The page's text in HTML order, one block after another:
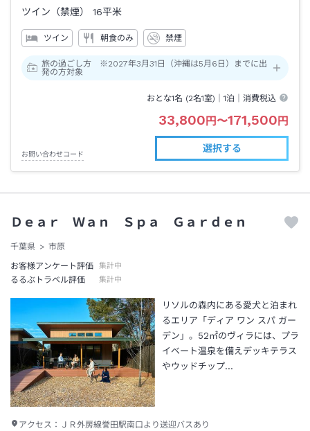
ツイン（禁煙） 16平米
ツイン 朝食のみ 禁煙
旅の過ごし方 ※2027年3月31日（沖縄は5月6日）までに出
発の方対象
おとな1名 (2名1室)｜1泊 ｜消費税込
33,800円〜171,500円
お問い合わせコード
選択する
Ｄｅａｒ Ｗａｎ Ｓｐａ Ｇａｒｄｅｎ
千葉県
市原
お客様アンケート評価
集計中
るるぶトラベル評価 集計中
リソルの森内にある愛犬と泊まれ
るエリア「ディア ワン スパ ガー
デン」。52㎡のヴィラには、プラ
イベート温泉を備えデッキテラス
やウッドチップ…
アクセス： ＪＲ外房線誉田駅南口より送迎バスあり